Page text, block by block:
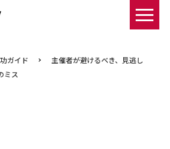
ガイド
主催者が避けるべき、見逃し
ミス